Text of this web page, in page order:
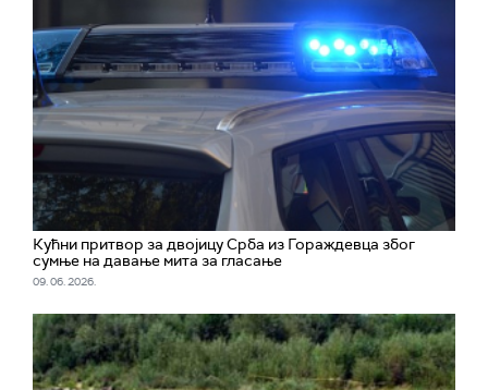
Кућни притвор за двојицу Срба из Гораждевца због
сумње на давање мита за гласање
09. 06. 2026.